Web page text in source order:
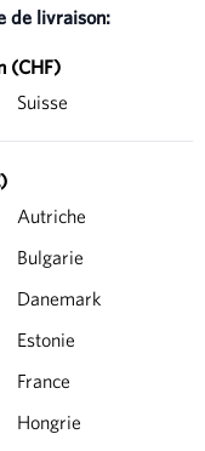
de livraison:
(CHF)
Suisse
Autriche
Bulgarie
Danemark
Estonie
France
Hongrie
bassin
de haut.
graines
servent de
direct.